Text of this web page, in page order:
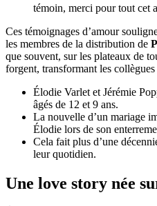
témoin, merci pour tout cet
Ces témoignages d’amour
les membres de la distribution de
que souvent, sur les plateaux de
forgent, transformant les
Élodie Varlet et Jérémie
âgés de 12 et 9 ans.
La nouvelle d’un mariage
Élodie lors de son
Cela fait plus d’une
leur quotidien.
Une love story née